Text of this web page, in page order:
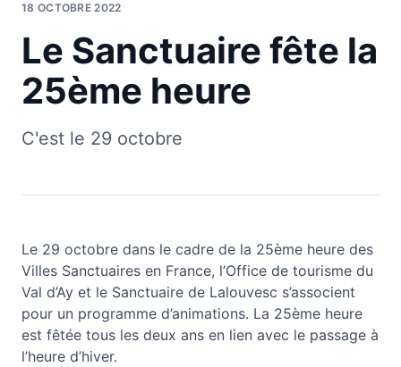
Le Sanctuaire fête la
25ème heure
18 OCTOBRE 2022
C'est le 29 octobre
Le 29 octobre dans le cadre de la 25ème heure des
Villes Sanctuaires en France, l’Office de tourisme du
Val d’Ay et le Sanctuaire de Lalouvesc s’associent
pour un programme d’animations. La 25ème heure
est fêtée tous les deux ans en lien avec le passage à
l’heure d’hiver.